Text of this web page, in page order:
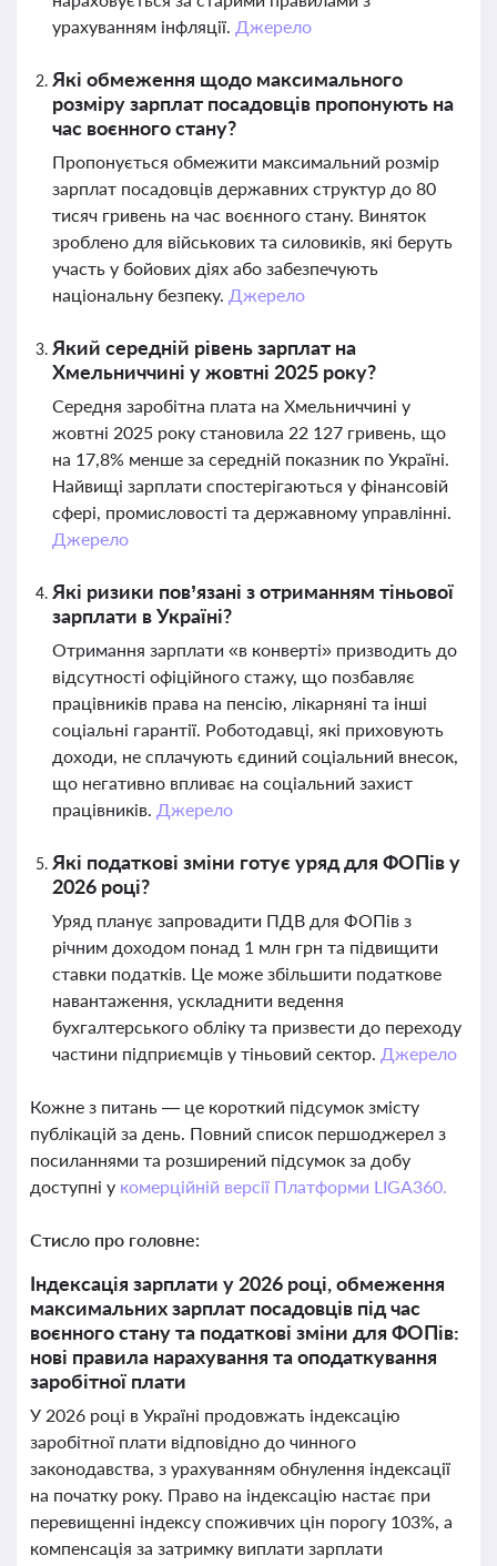
урахуванням інфляції. Джерело
Які обмеження щодо максимального
розміру зарплат посадовців пропонують на
час воєнного стану?
Пропонується обмежити максимальний розмір
зарплат посадовців державних структур до 80
тисяч гривень на час воєнного стану. Виняток
зроблено для військових та силовиків, які беруть
участь у бойових діях або забезпечують
національну безпеку. Джерело
Який середній рівень зарплат на
Хмельниччині у жовтні 2025 року?
Середня заробітна плата на Хмельниччині у
жовтні 2025 року становила 22 127 гривень, що
на 17,8% менше за середній показник по Україні.
Найвищі зарплати спостерігаються у фінансовій
сфері, промисловості та державному управлінні.
Джерело
Які ризики пов’язані з отриманням тіньової
зарплати в Україні?
Отримання зарплати «в конверті» призводить до
відсутності офіційного стажу, що позбавляє
працівників права на пенсію, лікарняні та інші
соціальні гарантії. Роботодавці, які приховують
доходи, не сплачують єдиний соціальний внесок,
що негативно впливає на соціальний захист
працівників. Джерело
Які податкові зміни готує уряд для ФОПів у
2026 році?
Уряд планує запровадити ПДВ для ФОПів з
річним доходом понад 1 млн грн та підвищити
ставки податків. Це може збільшити податкове
навантаження, ускладнити ведення
бухгалтерського обліку та призвести до переходу
частини підприємців у тіньовий сектор. Джерело
Кожне з питань — це короткий підсумок змісту
публікацій за день. Повний список першоджерел з
посиланнями та розширений підсумок за добу
доступні у комерційній версії Платформи LIGA360.
Стисло про головне:
Індексація зарплати у 2026 році, обмеження
максимальних зарплат посадовців під час
воєнного стану та податкові зміни для ФОПів:
нові правила нарахування та оподаткування
заробітної плати
У 2026 році в Україні продовжать індексацію
заробітної плати відповідно до чинного
законодавства, з урахуванням обнулення індексації
на початку року. Право на індексацію настає при
перевищенні індексу споживчих цін порогу 103%, а
компенсація за затримку виплати зарплати